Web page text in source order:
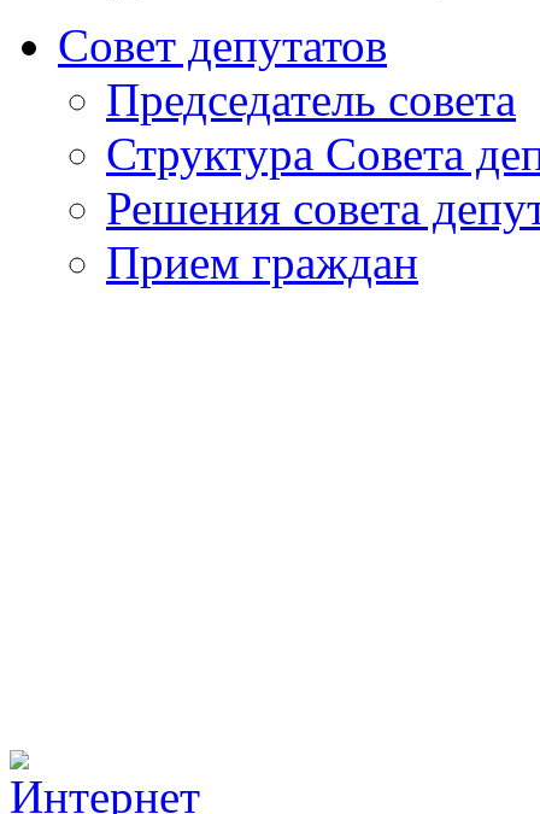
Совет депутатов
Председатель совета
Структура Совета
Решения совета
Прием граждан